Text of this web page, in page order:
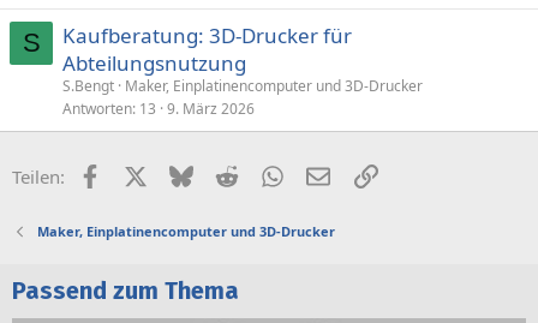
S
Kaufberatung: 3D-Drucker für
Abteilungsnutzung
S.Bengt Maker, Einplatinencomputer und 3D-Drucker
Antworten 13 9. März 2026
Teilen: FacebookX (Twitter)
BlueskyRedditWhatsApp
E-MailLink
Maker, Einplatinencomputer und 3D-Drucker
Passend zum Thema